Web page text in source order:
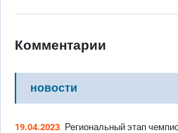
Комментарии
новости
19.04.2023 Региональный этап